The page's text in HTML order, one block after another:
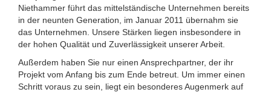
Niethammer führt das mittelständische Unternehmen bereits
in der neunten Generation, im Januar 2011 übernahm sie
das Unternehmen. Unsere Stärken liegen insbesondere in
der hohen Qualität und Zuverlässigkeit unserer Arbeit.
Außerdem haben Sie nur einen Ansprechpartner, der ihr
Projekt vom Anfang bis zum Ende betreut. Um immer einen
Schritt voraus zu sein, liegt ein besonderes Augenmerk auf